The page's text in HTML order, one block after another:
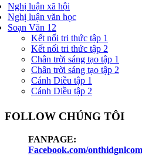
Nghị luận xã hội
Nghị luận văn học
Soạn Văn 12
Kết nối tri thức tập 1
Kết nối tri thức tập 2
Chân trời sáng tạo tập 1
Chân trời sáng tạo tập 2
Cánh Diều tập 1
Cánh Diều tập 2
FOLLOW CHÚNG TÔI
FANPAGE:
Facebook.com/onthidgnlcom